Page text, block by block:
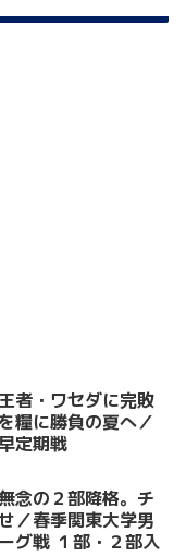
者・ワセダに完敗
糧に勝負の夏へ／
定期戦
念の２部降格。チ
／春季関東大学男
グ戦 １部・２部入